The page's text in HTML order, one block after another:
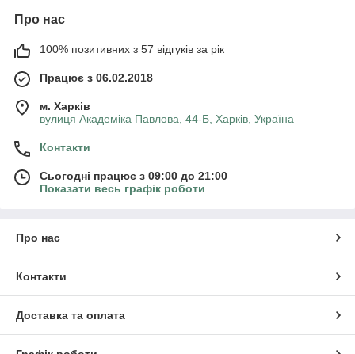
Про нас
100% позитивних з 57 відгуків за рік
Працює з 06.02.2018
м. Харків
вулиця Академіка Павлова, 44-Б, Харків, Україна
Контакти
Сьогодні працює з 09:00 до 21:00
Показати весь графік роботи
Про нас
Контакти
Доставка та оплата